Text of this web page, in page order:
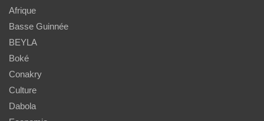
Afrique
Basse Guinnée
BEYLA
Boké
Conakry
Culture
Dabola